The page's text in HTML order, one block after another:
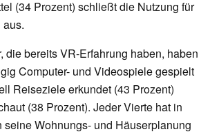
(34 Prozent) schließt die Nutzung für
die bereits VR-Erfahrung haben, haben
Computer- und Videospiele gespielt
Reiseziele erkundet (43 Prozent)
(38 Prozent). Jeder Vierte hat in
Wohnungs- und Häuserplanung